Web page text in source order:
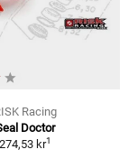
Racing
Doctor
274,53 kr1